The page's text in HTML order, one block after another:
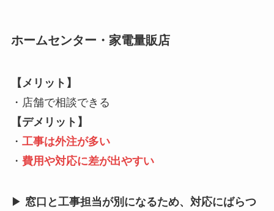
ホームセンター・家電量販店
【メリット】
・店舗で相談できる
【デメリット】
・ 工事は外注が多い
・ 費用や対応に差が出やすい
▶ 窓口と工事担当が別になるため、対応にばらつ